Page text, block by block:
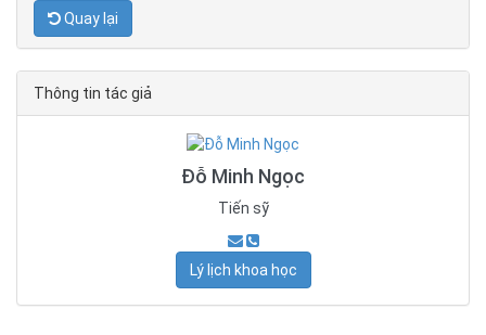
Quay lại
Thông tin tác giả
Đỗ Minh Ngọc
Tiến sỹ
Lý lịch khoa học